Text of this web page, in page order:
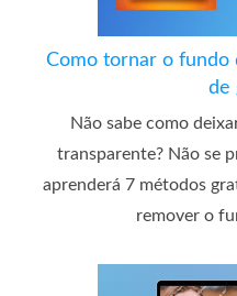
Como tornar o fundo
de
Não sabe como
transparente? Não se
aprenderá 7 métodos
remover o